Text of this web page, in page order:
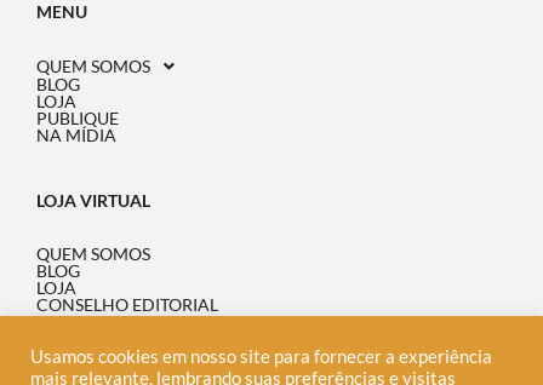
MENU
QUEM SOMOS
BLOG
LOJA
PUBLIQUE
NA MÍDIA
LOJA VIRTUAL
QUEM SOMOS
BLOG
LOJA
CONSELHO EDITORIAL
ONDE ENCONTRAR
POLÍTICA DE PRIVACIDADE
AVISO DE COOKIES
Usamos cookies em nosso site para fornecer a experiência
mais relevante, lembrando suas preferências e visitas